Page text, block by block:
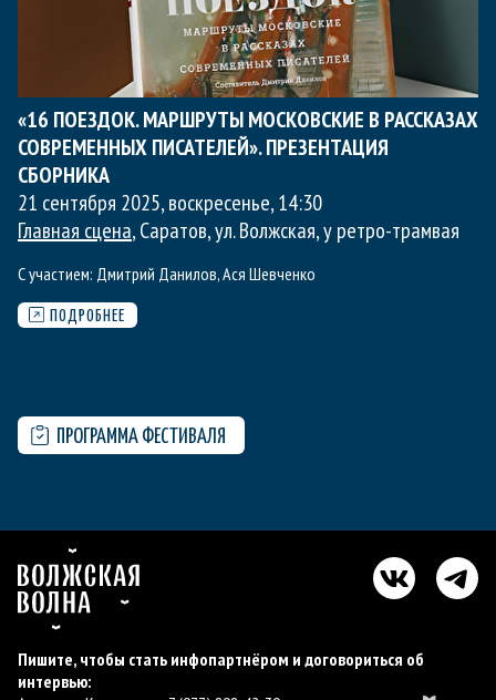
«16 ПОЕЗДОК. МАРШРУТЫ МОСКОВСКИЕ В РАССКАЗАХ
СОВРЕМЕННЫХ ПИСАТЕЛЕЙ». ПРЕЗЕНТАЦИЯ
СБОРНИКА
21 сентября 2025, воскресенье,14:30
Главная сцена, Саратов, ул. Волжская, у ретро-трамвая
С участием: Дмитрий Данилов,Ася Шевченко
ПОДРОБНЕЕ
ПРОГРАММА ФЕСТИВАЛЯ
Пишите, чтобы стать инфопартнёром и договориться об
интервью: